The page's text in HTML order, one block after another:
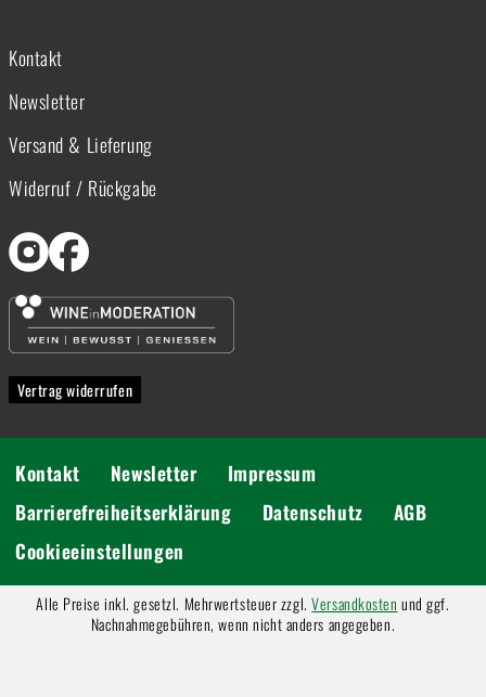
Kontakt
Newsletter
Versand & Lieferung
Widerruf / Rückgabe
Vertrag widerrufen
Kontakt Newsletter
Impressum
Barrierefreiheitserklärung
Datenschutz
AGB
Cookieeinstellungen
Alle Preise inkl. gesetzl. Mehrwertsteuer zzgl.Versandkosten und ggf.
Nachnahmegebühren, wenn nicht anders angegeben.